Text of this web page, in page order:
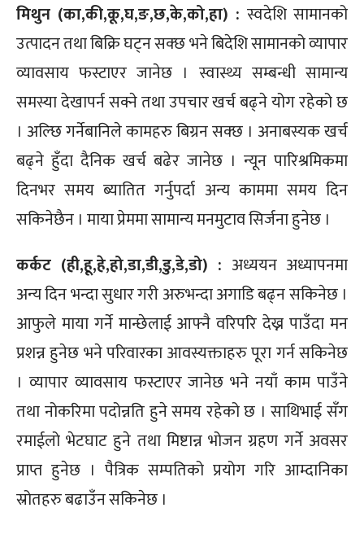
मिथुन (का,की,कू,घ,ङ,छ,के,को,हा) : स्वदेशि सामानको
उत्पादन तथा बिक्रि घट्न सक्छ भने बिदेशि सामानको व्यापार
व्यावसाय फस्टाएर जानेछ । स्वास्थ्य सम्बन्धी सामान्य
समस्या देखापर्न सक्ने तथा उपचार खर्च बढ्ने योग रहेको छ
। अल्छि गर्नेबानिले कामहरु बिग्रन सक्छ । अनाबस्यक खर्च
बढ्ने हुँदा दैनिक खर्च बढेर जानेछ । न्यून पारिश्रमिकमा
दिनभर समय ब्यातित गर्नुपर्दा अन्य काममा समय दिन
सकिनेछैन । माया प्रेममा सामान्य मनमुटाव सिर्जना हुनेछ ।
कर्कट (ही,हू,हे,हो,डा,डी,डु,डे,डो) : अध्ययन अध्यापनमा
अन्य दिन भन्दा सुधार गरी अरुभन्दा अगाडि बढ्न सकिनेछ ।
आफुले माया गर्ने मान्छेलाई आफ्नै वरिपरि देख्न पाउँदा मन
प्रशन्न हुनेछ भने परिवारका आवस्यक्ताहरु पूरा गर्न सकिनेछ
। व्यापार व्यावसाय फस्टाएर जानेछ भने नयाँ काम पाउँने
तथा नोकरिमा पदोन्नति हुने समय रहेको छ । साथिभाई सँग
रमाईलो भेटघाट हुने तथा मिष्टान्न भोजन ग्रहण गर्ने अवसर
प्राप्त हुनेछ । पैत्रिक सम्पतिको प्रयोग गरि आम्दानिका
स्रोतहरु बढाउँन सकिनेछ ।